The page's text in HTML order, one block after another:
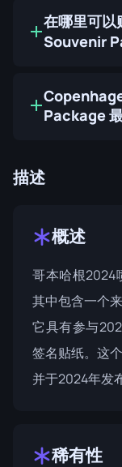
在哪里可
Souvenir
Package
描述
概述
哥本哈根2024
其中包含一个
它具有参与
签名贴纸。这
并于2024年发
稀有性